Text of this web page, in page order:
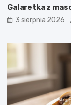
Galaretka z
3 sierpnia 2026